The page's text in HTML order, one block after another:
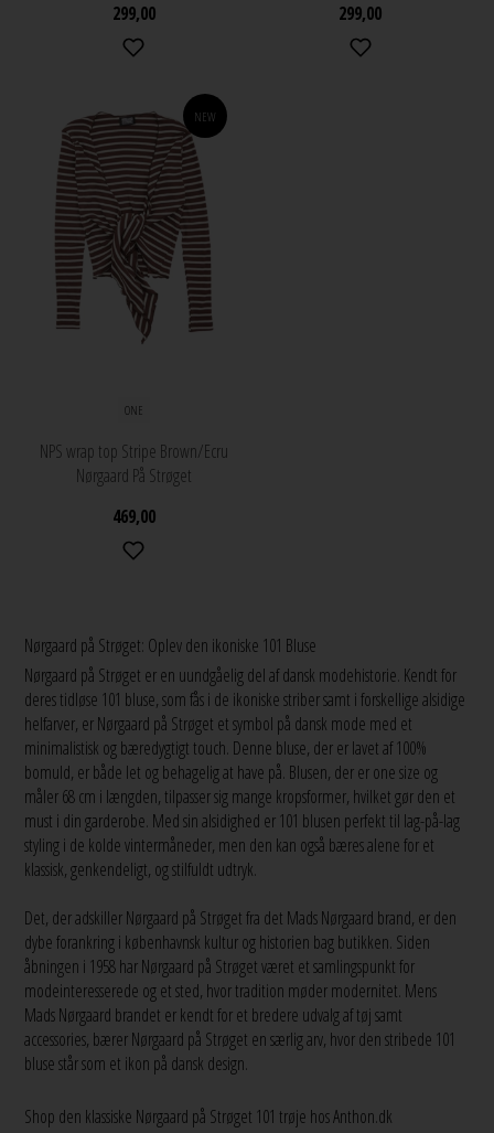
299,00
299,00
NEW
ONE
NPS wrap top Stripe Brown/Ecru
Nørgaard På Strøget
469,00
Nørgaard på Strøget: Oplev den ikoniske 101 Bluse
Nørgaard på Strøget er en uundgåelig del af dansk modehistorie. Kendt for
deres tidløse 101 bluse, som fås i de ikoniske striber samt i forskellige alsidige
helfarver, er Nørgaard på Strøget et symbol på dansk mode med et
minimalistisk og bæredygtigt touch. Denne bluse, der er lavet af 100%
bomuld, er både let og behagelig at have på. Blusen, der er one size og
måler 68 cm i længden, tilpasser sig mange kropsformer, hvilket gør den et
must i din garderobe. Med sin alsidighed er 101 blusen perfekt til lag-på-lag
styling i de kolde vintermåneder, men den kan også bæres alene for et
klassisk, genkendeligt, og stilfuldt udtryk.
Det, der adskiller Nørgaard på Strøget fra det Mads Nørgaard brand, er den
dybe forankring i københavnsk kultur og historien bag butikken. Siden
åbningen i 1958 har Nørgaard på Strøget været et samlingspunkt for
modeinteresserede og et sted, hvor tradition møder modernitet. Mens
Mads Nørgaard brandet er kendt for et bredere udvalg af tøj samt
accessories, bærer Nørgaard på Strøget en særlig arv, hvor den stribede 101
bluse står som et ikon på dansk design.
Shop den klassiske Nørgaard på Strøget 101 trøje hos Anthon.dk